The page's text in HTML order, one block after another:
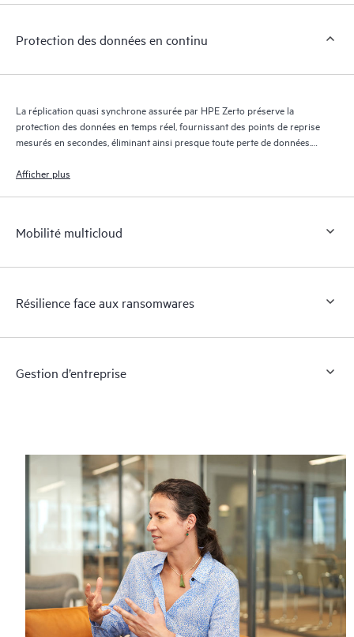
Protection des données en continu
La réplication quasi synchrone assurée par HPE Zerto préserve la
protection des données en temps réel, fournissant des points de reprise
mesurés en secondes, éliminant ainsi presque toute perte de données.
reprise pendant 30 jours maximum, offrant une reprise granulaire et
Afficher plus
Mobilité multicloud
Résilience face aux ransomwares
Gestion d’entreprise